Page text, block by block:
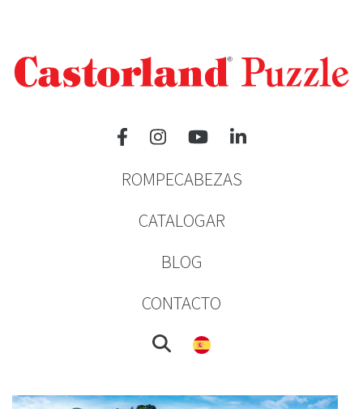
ROMPECABEZAS
CATALOGAR
BLOG
CONTACTO